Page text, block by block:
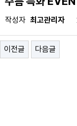
작성자 최고관리자
이전글 다음글